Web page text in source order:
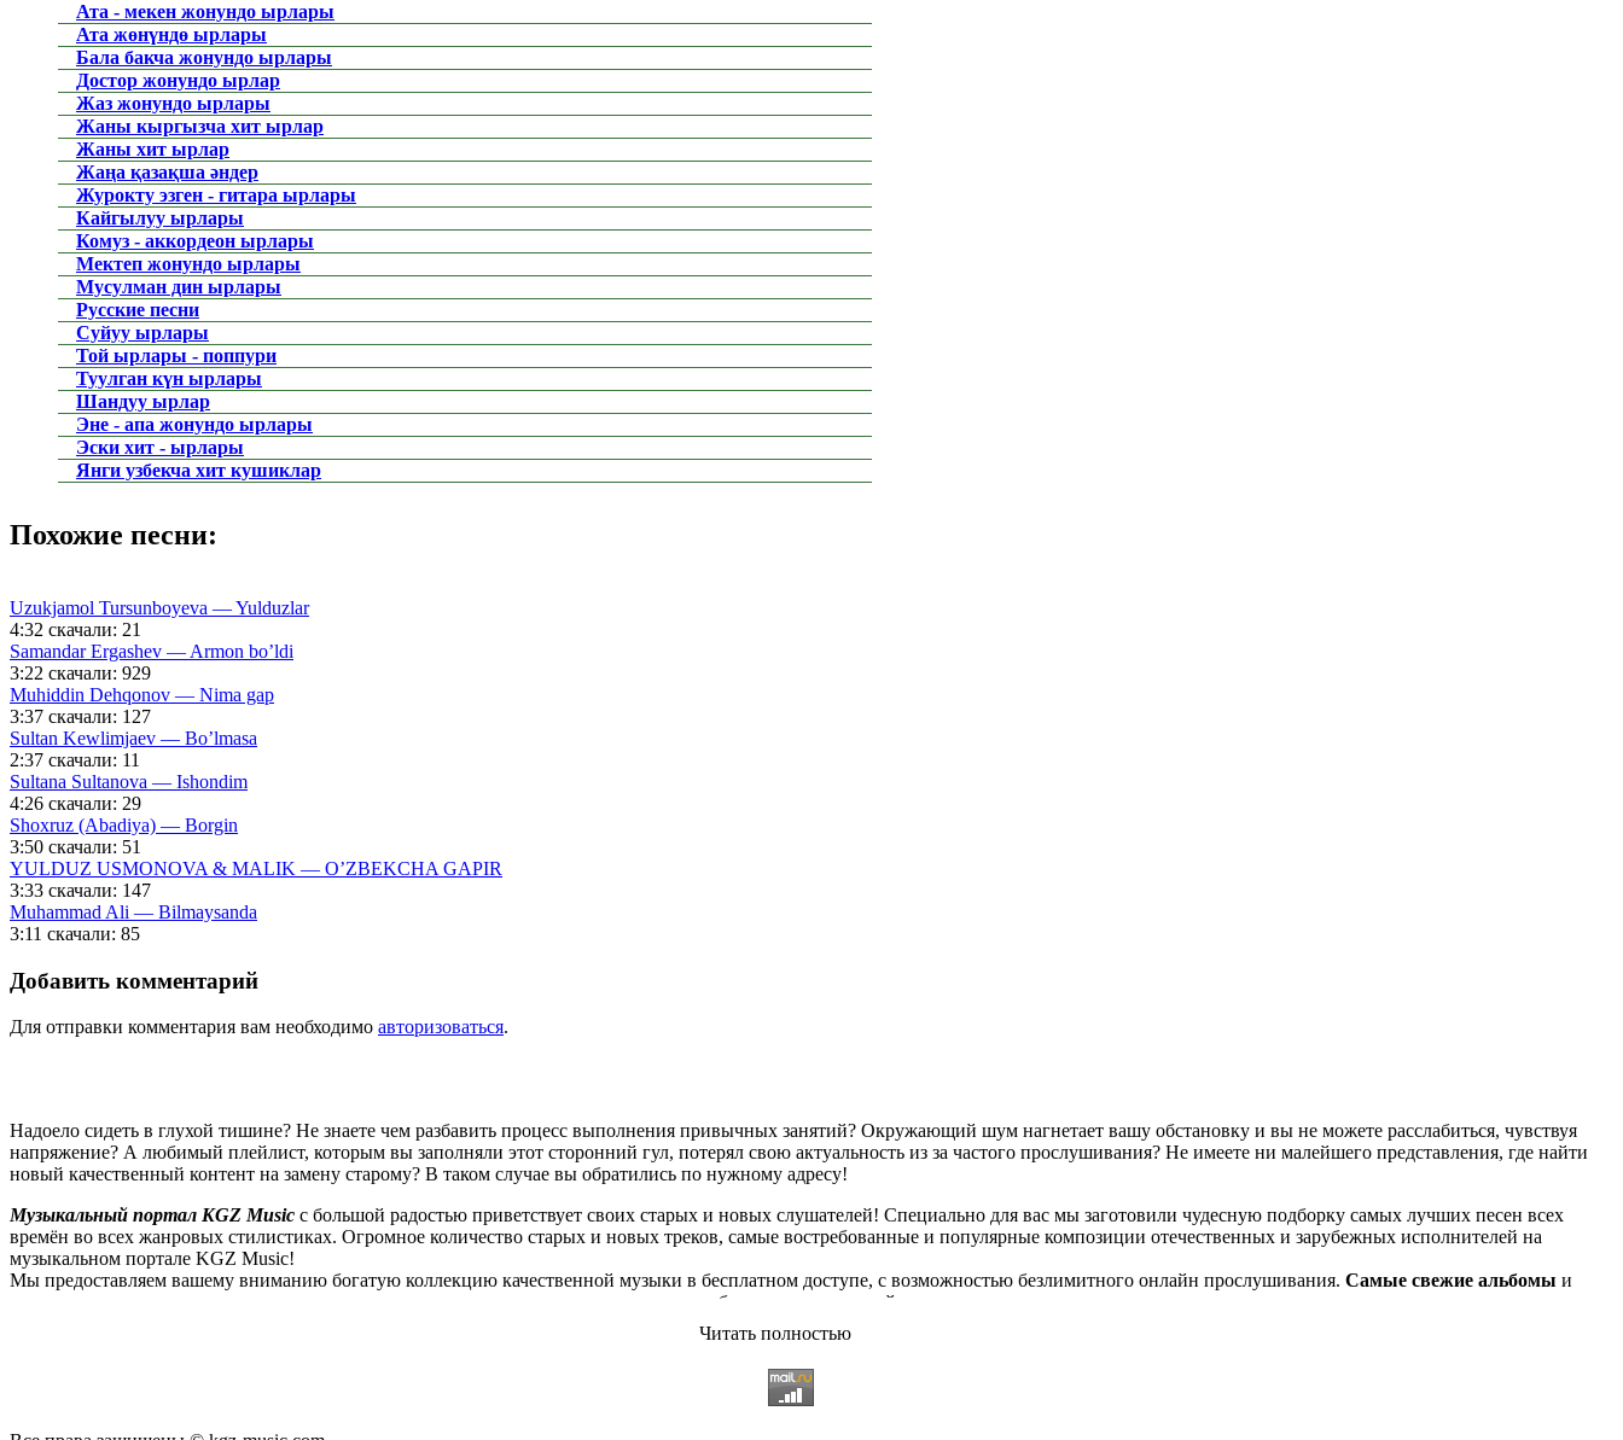
Ата - мекен жонундо ырлары
Ата жөнүндө ырлары
Бала бакча жонундо ырлары
Достор жонундо ырлар
Жаз жонундо ырлары
Жаны кыргызча хит ырлар
Жаны хит ырлар
Жаңа қазақша әндер
Журокту эзген - гитара ырлары
Кайгылуу ырлары
Комуз - аккордеон ырлары
Мектеп жонундо ырлары
Мусулман дин ырлары
Русские песни
Суйуу ырлары
Той ырлары - поппури
Туулган күн ырлары
Шандуу ырлар
Эне - апа жонундо ырлары
Эски хит - ырлары
Янги узбекча хит кушиклар
Похожие песни:
Uzukjamol Tursunboyeva — Yulduzlar
4:32 скачали: 21
Samandar Ergashev — Armon bo’ldi
3:22 скачали: 929
Muhiddin Dehqonov — Nima gap
3:37 скачали: 127
Sultan Kewlimjaev — Bo’lmasa
2:37 скачали: 11
Sultana Sultanova — Ishondim
4:26 скачали: 29
Shoxruz (Abadiya) — Borgin
3:50 скачали: 51
YULDUZ USMONOVA & MALIK — O’ZBEKCHA GAPIR
3:33 скачали: 147
Muhammad Ali — Bilmaysanda
3:11 скачали: 85
Добавить комментарий
Для отправки комментария вам необходимо авторизоваться.
Надоело сидеть в глухой тишине? Не знаете чем разбавить процесс выполнения привычных занятий? Окружающий шум нагнетает вашу обстановку и вы не можете расслабиться, чувствуя
напряжение? А любимый плейлист, которым вы заполняли этот сторонний гул, потерял свою актуальность из за частого прослушивания? Не имеете ни малейшего представления, где найти
новый качественный контент на замену старому? В таком случае вы обратились по нужному адресу!
Музыкальный портал KGZ Music с большой радостью приветствует своих старых и новых слушателей! Специально для вас мы заготовили чудесную подборку самых лучших песен всех
времён во всех жанровых стилистиках. Огромное количество старых и новых треков, самые востребованные и популярные композиции отечественных и зарубежных исполнителей на
музыкальном портале KGZ Music!
Мы предоставляем вашему вниманию богатую коллекцию качественной музыки в бесплатном доступе, с возможностью безлимитного онлайн прослушивания. Самые свежие альбомы и
любимых исполнителей, и актуальные, всеми известные композиции старых времен.
Регулярные обновления, постоянные новинки, большой музыкальный ассортимент на любой вкус, и все это только на платформе KGZ Music. Наша команда с большой ответственностью
в различных музыкальных направлениях.
Мы предоставляем вам бесплатный доступ к первоклассному, тщательно подобранному контенту, и предлагаем вам возможность предварительного прослушивания перед загрузкой. Мы также
Читать полностью